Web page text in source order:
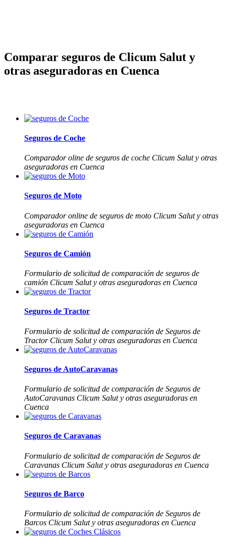
Comparar seguros de Clicum Salut y
otras aseguradoras en Cuenca
Seguros de Coche
Comparador oline de seguros de coche Clicum Salut y otras
aseguradoras en Cuenca
Seguros de Moto
Comparador online de seguros de moto Clicum Salut y otras
aseguradoras en Cuenca
Seguros de Camión
Formulario de solicitud de comparación de seguros de
camión Clicum Salut y otras aseguradoras en Cuenca
Seguros de Tractor
Formulario de solicitud de comparación de Seguros de
Tractor Clicum Salut y otras aseguradoras en Cuenca
Seguros de AutoCaravanas
Formulario de solicitud de comparación de Seguros de
AutoCaravanas Clicum Salut y otras aseguradoras en
Cuenca
Seguros de Caravanas
Formulario de solicitud de comparación de Seguros de
Caravanas Clicum Salut y otras aseguradoras en Cuenca
Seguros de Barco
Formulario de solicitud de comparación de Seguros de
Barcos Clicum Salut y otras aseguradoras en Cuenca